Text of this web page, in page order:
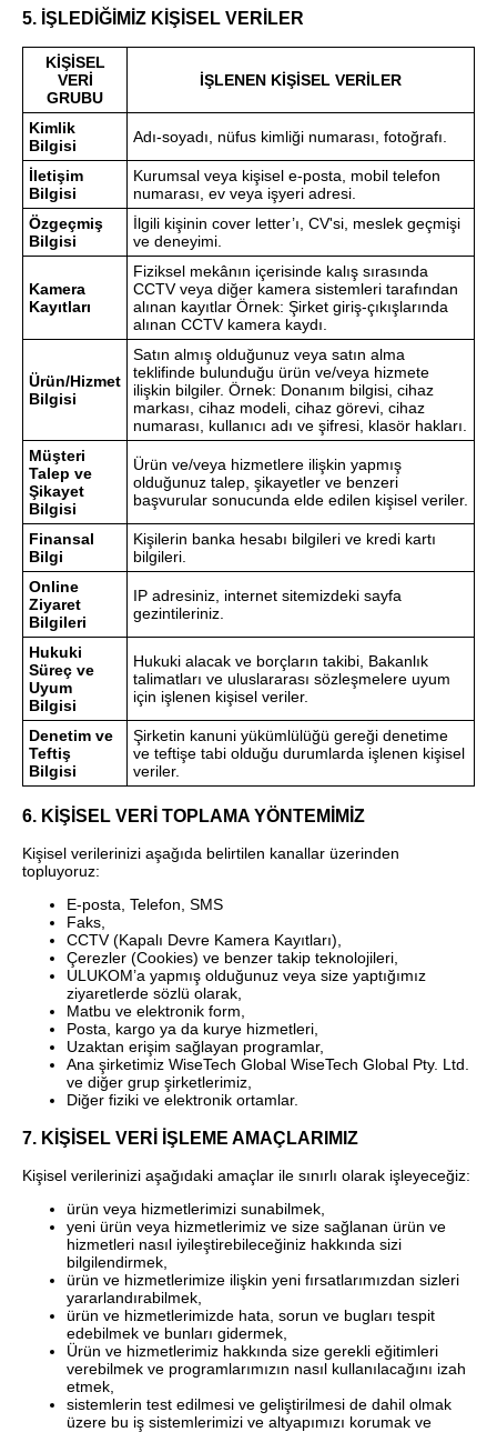
5. İŞLEDİĞİMİZ KİŞİSEL VERİLER
KİŞİSEL
VERİ
GRUBU
İŞLENEN KİŞİSEL VERİLER
Kimlik
Bilgisi
Adı-soyadı, nüfus kimliği numarası, fotoğrafı.
İletişim
Bilgisi
Kurumsal veya kişisel e-posta, mobil telefon
numarası, ev veya işyeri adresi.
Özgeçmiş
Bilgisi
İlgili kişinin cover letter’ı, CV'si, meslek geçmişi
ve deneyimi.
Kamera
Kayıtları
Fiziksel mekânın içerisinde kalış sırasında
CCTV veya diğer kamera sistemleri tarafından
alınan kayıtlar Örnek: Şirket giriş-çıkışlarında
alınan CCTV kamera kaydı.
Ürün/Hizmet
Bilgisi
Satın almış olduğunuz veya satın alma
teklifinde bulunduğu ürün ve/veya hizmete
ilişkin bilgiler. Örnek: Donanım bilgisi, cihaz
markası, cihaz modeli, cihaz görevi, cihaz
numarası, kullanıcı adı ve şifresi, klasör hakları.
Müşteri
Talep ve
Şikayet
Bilgisi
Ürün ve/veya hizmetlere ilişkin yapmış
olduğunuz talep, şikayetler ve benzeri
başvurular sonucunda elde edilen kişisel veriler.
Finansal
Bilgi
Kişilerin banka hesabı bilgileri ve kredi kartı
bilgileri.
Online
Ziyaret
Bilgileri
IP adresiniz, internet sitemizdeki sayfa
gezintileriniz.
Hukuki
Süreç ve
Uyum
Bilgisi
Hukuki alacak ve borçların takibi, Bakanlık
talimatları ve uluslararası sözleşmelere uyum
için işlenen kişisel veriler.
Denetim ve
Teftiş
Bilgisi
Şirketin kanuni yükümlülüğü gereği denetime
ve teftişe tabi olduğu durumlarda işlenen kişisel
veriler.
6. KİŞİSEL VERİ TOPLAMA YÖNTEMİMİZ
Kişisel verilerinizi aşağıda belirtilen kanallar üzerinden
topluyoruz:
E-posta, Telefon, SMS
Faks,
CCTV (Kapalı Devre Kamera Kayıtları),
Çerezler (Cookies) ve benzer takip teknolojileri,
ULUKOM’a yapmış olduğunuz veya size yaptığımız
ziyaretlerde sözlü olarak,
Matbu ve elektronik form,
Posta, kargo ya da kurye hizmetleri,
Uzaktan erişim sağlayan programlar,
Ana şirketimiz WiseTech Global WiseTech Global Pty. Ltd.
ve diğer grup şirketlerimiz,
Diğer fiziki ve elektronik ortamlar.
7. KİŞİSEL VERİ İŞLEME AMAÇLARIMIZ
Kişisel verilerinizi aşağıdaki amaçlar ile sınırlı olarak işleyeceğiz:
ürün veya hizmetlerimizi sunabilmek,
yeni ürün veya hizmetlerimiz ve size sağlanan ürün ve
hizmetleri nasıl iyileştirebileceğiniz hakkında sizi
bilgilendirmek,
ürün ve hizmetlerimize ilişkin yeni fırsatlarımızdan sizleri
yararlandırabilmek,
ürün ve hizmetlerimizde hata, sorun ve bugları tespit
edebilmek ve bunları gidermek,
Ürün ve hizmetlerimiz hakkında size gerekli eğitimleri
verebilmek ve programlarımızın nasıl kullanılacağını izah
etmek,
sistemlerin test edilmesi ve geliştirilmesi de dahil olmak
üzere bu iş sistemlerimizi ve altyapımızı korumak ve